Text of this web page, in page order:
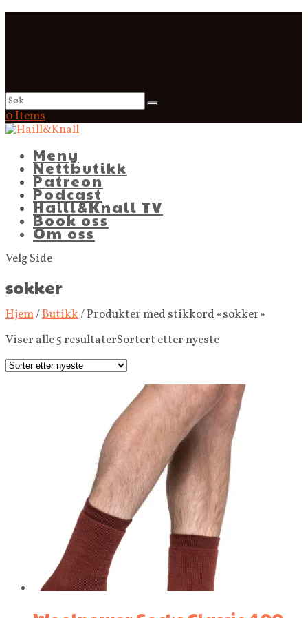
0 Items
Meny
Nettbutikk
Patreon
Podcast
Haill&Knall TV
Book oss
Om oss
Velg Side
sokker
Hjem/Butikk/ Produkter med stikkord «sokker»
Viser alle 5 resultaterSortert etter nyeste